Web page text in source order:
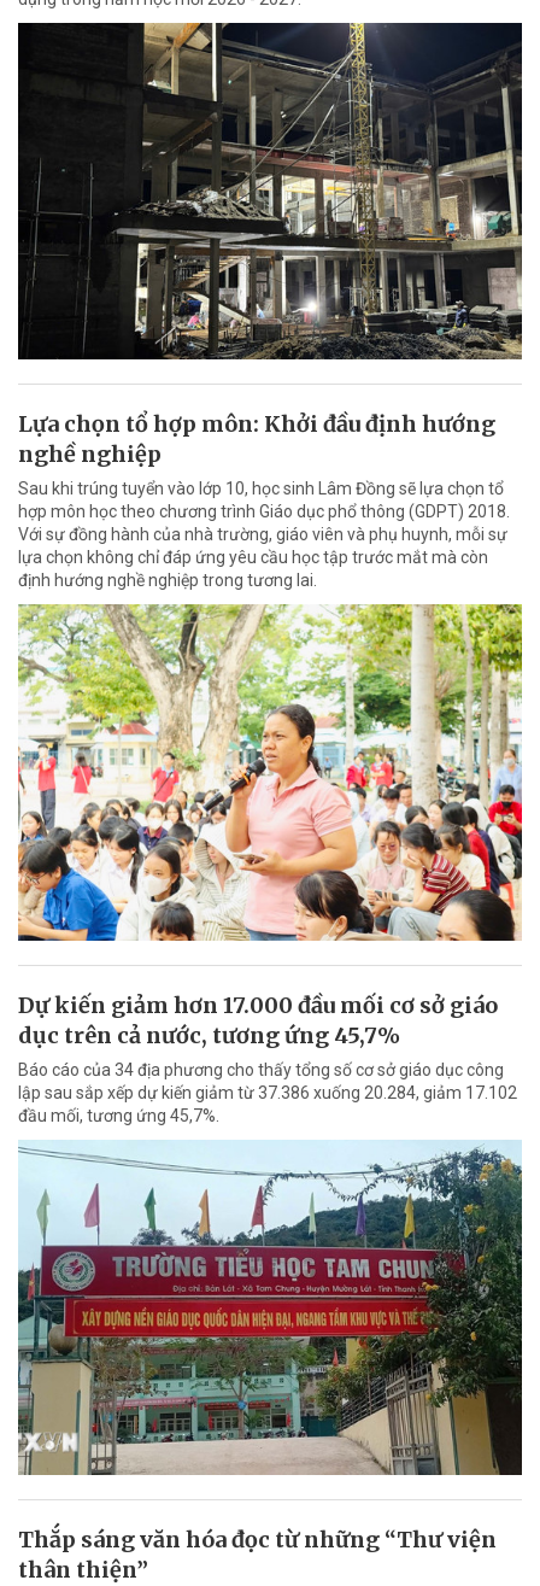
Lựa chọn tổ hợp môn: Khởi đầu định hướng
nghề nghiệp
Sau khi trúng tuyển vào lớp 10, học sinh Lâm Đồng sẽ lựa chọn tổ
hợp môn học theo chương trình Giáo dục phổ thông (GDPT) 2018.
Với sự đồng hành của nhà trường, giáo viên và phụ huynh, mỗi sự
lựa chọn không chỉ đáp ứng yêu cầu học tập trước mắt mà còn
định hướng nghề nghiệp trong tương lai.
Dự kiến giảm hơn 17.000 đầu mối cơ sở giáo
dục trên cả nước, tương ứng 45,7%
Báo cáo của 34 địa phương cho thấy tổng số cơ sở giáo dục công
lập sau sắp xếp dự kiến giảm từ 37.386 xuống 20.284, giảm 17.102
đầu mối, tương ứng 45,7%.
Thắp sáng văn hóa đọc từ những “Thư viện
thân thiện”